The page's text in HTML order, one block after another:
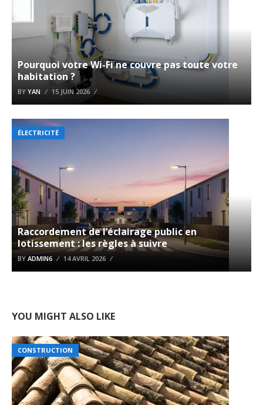
Pourquoi votre Wi-Fi ne couvre pas toute votre
habitation ?
BY YAN 15 JUIN 2026
ÉLECTRICITÉ
Raccordement de l’éclairage public en
lotissement : les règles à suivre
BY ADMIN6 14 AVRIL 2026
YOU MIGHT ALSO LIKE
CONSTRUCTION